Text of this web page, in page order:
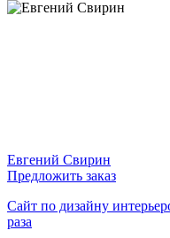
Евгений Свирин
Предложить заказ
Сайт по дизайну
раза